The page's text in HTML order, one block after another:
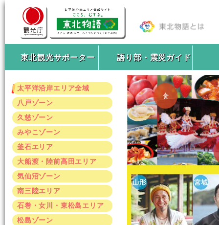
東北観光サポーター 語り部・震災ガイド
太平洋沿岸エリア全域
八戸ゾーン
久慈ゾーン
みやこゾーン
釜石エリア
大船渡・陸前高田エリア
気仙沼ゾーン
南三陸エリア
石巻・女川・東松島エリア
松島ゾーン